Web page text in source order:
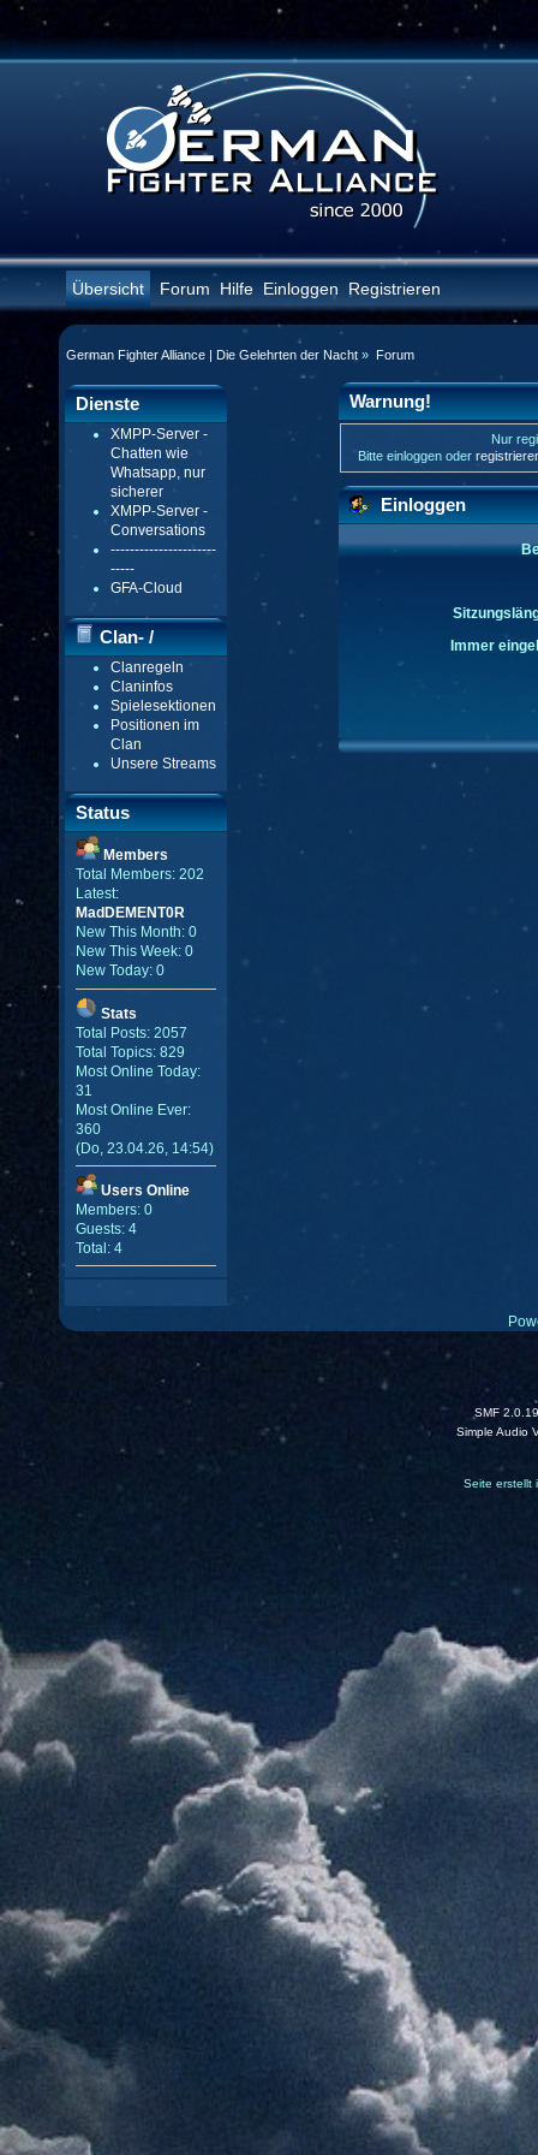
Übersicht Forum Hilfe Einloggen Registrieren
German Fighter Alliance | Die Gelehrten der Nacht » Forum
Dienste
XMPP-Server -
Chatten wie
Whatsapp, nur
sicherer
XMPP-Server -
Conversations
----------------------
-----
GFA-Cloud
Clan- /
Gildenmenü
Clanregeln
Claninfos
Spielesektionen
Positionen im
Clan
Unsere Streams
Status
Members
Total Members: 202
Latest:
MadDEMENT0R
New This Month: 0
New This Week: 0
New Today: 0
Stats
Total Posts: 2057
Total Topics: 829
Most Online Today:
31
Most Online Ever:
360
(Do, 23.04.26, 14:54)
Users Online
Members: 0
Guests: 4
Total: 4
Warnung!
Nur
Bitte einloggen oder
Einloggen
Immer
SMF 2.0.19
Simple Audio
Seite erstellt